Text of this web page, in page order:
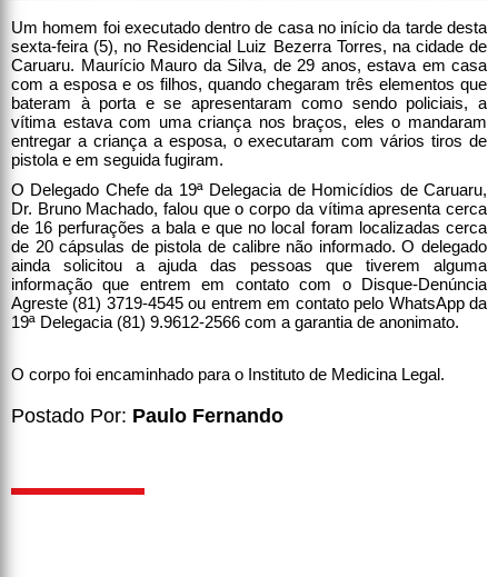
Um homem foi executado dentro de casa no início da tarde desta
sexta-feira (5), no Residencial Luiz Bezerra Torres, na cidade de
Caruaru. Maurício Mauro da Silva, de 29 anos, estava em casa
com a esposa e os filhos, quando chegaram três elementos que
bateram à porta e se apresentaram como sendo policiais, a
vítima estava com uma criança nos braços, eles o mandaram
entregar a criança a esposa, o executaram com vários tiros de
pistola e em seguida fugiram.
O Delegado Chefe da 19ª Delegacia de Homicídios de Caruaru,
Dr. Bruno Machado, falou que o corpo da vítima apresenta cerca
de 16 perfurações a bala e que no local foram localizadas cerca
de 20 cápsulas de pistola de calibre não informado. O delegado
ainda solicitou a ajuda das pessoas que tiverem alguma
informação que entrem em contato com o Disque-Denúncia
Agreste (81) 3719-4545 ou entrem em contato pelo WhatsApp da
19ª Delegacia (81) 9.9612-2566 com a garantia de anonimato.
O corpo foi encaminhado para o Instituto de Medicina Legal.
Postado Por: Paulo Fernando